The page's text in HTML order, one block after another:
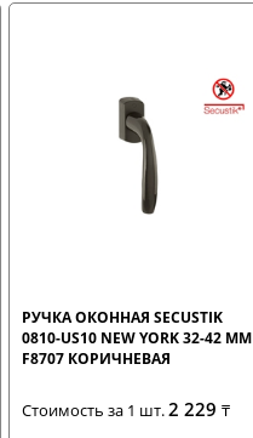
РУЧКА ОКОННАЯ SECUSTIK
0810-US10 NEW YORK 32-42 ММ
F8707 КОРИЧНЕВАЯ
Стоимость за 1 шт.2 229₸